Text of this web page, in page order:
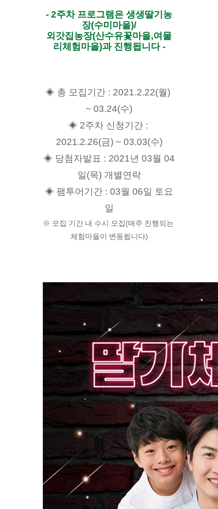
- 2주차 프로그램은 생생딸기농
장(수미마을)/
외갓집농장(산수유꽃마을,여물
리체험마을)과 진행됩니다 -
◈ 총 모집기간 : 2021.2.22(월)
~ 03.24(수)
◈ 2주차 신청기간 :
2021.2.26(금) ~ 03.03(수)
◈ 당첨자발표 : 2021년 03월 04
일(목) 개별연락
◈ 팸투어기간 : 03월 06일 토요
일
※ 모집 기간 내 수시 모집(매주 진행되는
체험마을이 변동됩니다)